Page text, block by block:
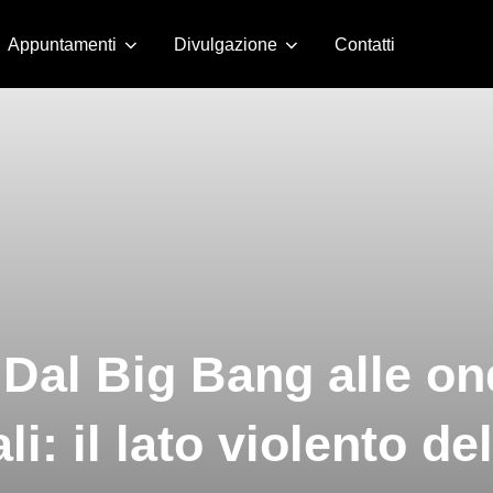
Appuntamenti Divulgazione Contatti
Big Bang alle
il lato violento